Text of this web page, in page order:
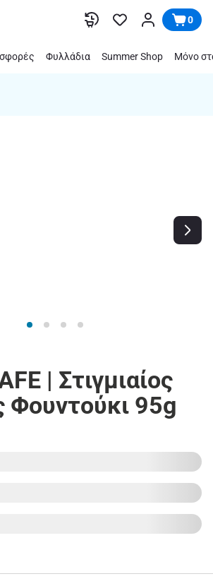
0
Φυλλάδια Summer Shop Μόνο
| Στιγμιαίος
Φουντούκι 95g